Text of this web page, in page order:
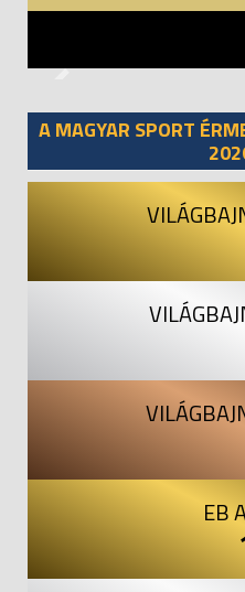
A MAGYAR SPORT
EB